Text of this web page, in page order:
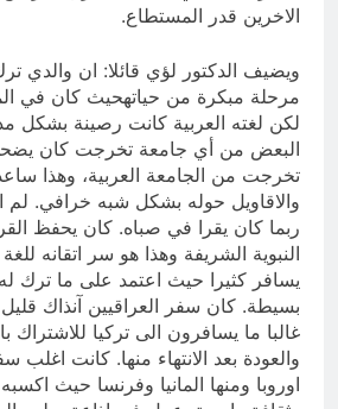
الاخرين قدر المستطاع.
ويضيف الدكتور لؤي قائلا: ان والدي
مرحلة مبكرة من حياتهحيث كان في
لكن لغته العربية كانت رصينة بشكل
البعض من أي جامعة تخرجت كان
تخرجت من الجامعة العربية، وهذا
والاقاويل حوله بشكل شبه خرافي. لم
ربما كان يقرا في صباه. كان يحفظ
النبوية الشريفة وهذا هو سر اتقانه
يسافر كثيرا حيث اعتمد على ما ترك
بسيطة. كان سفر العراقيين آنذاك
غالبا ما يسافرون الى تركيا للاشتراك
والعودة بعد الانتهاء منها. كانت اغلب
اوروبا ومنها المانيا وفرنسا حيث